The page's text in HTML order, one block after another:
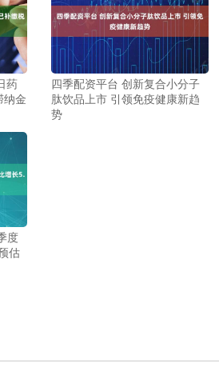
药
纳金
四季配资平台 创新复合小分子
肽饮品上市 引领免疫健康新趋
势
度
估